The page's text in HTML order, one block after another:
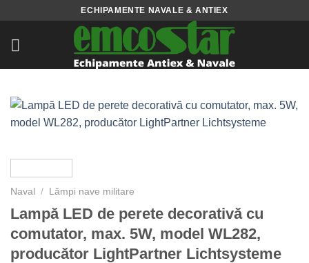
content
ECHIPAMENTE NAVALE & ANTIEX
Naval / Lămpi nave militare
Lampă LED de perete decorativă cu
comutator, max. 5W, model WL282,
producător LightPartner Lichtsysteme